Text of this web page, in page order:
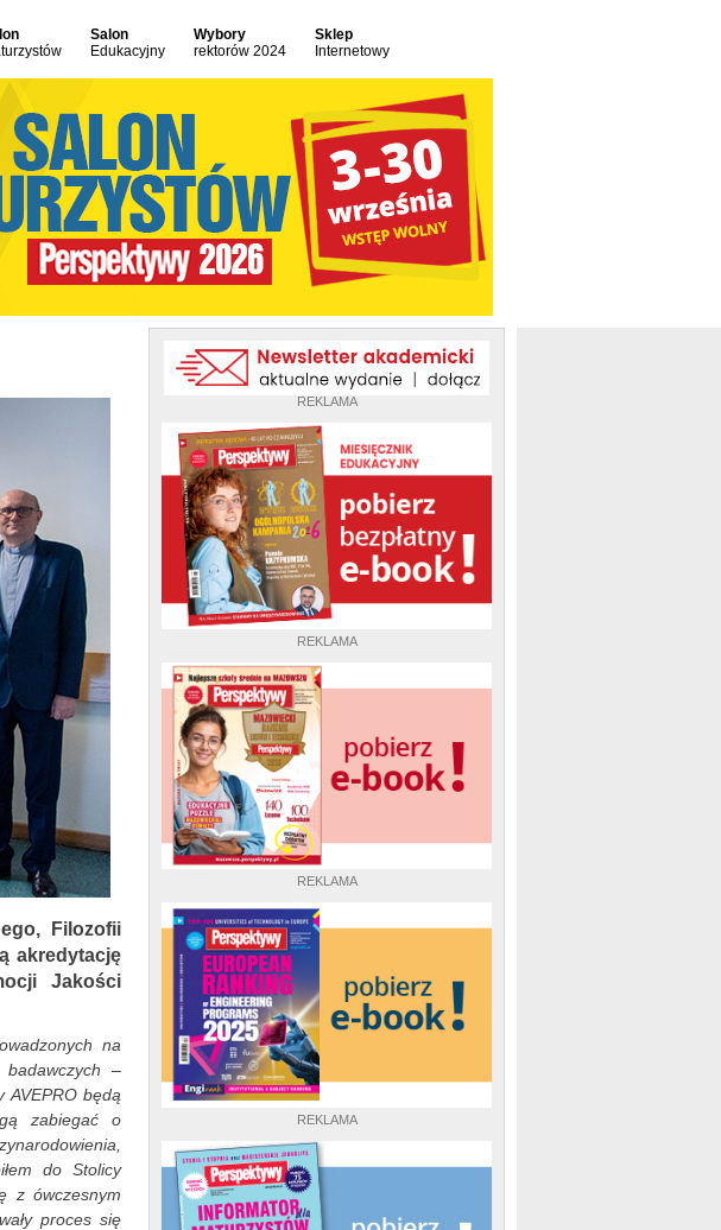
Salon
Edukacyjny
Wybory
rektorów 2024
Sklep
Internetowy
REKLAMA
REKLAMA
REKLAMA
REKLAMA
Filozofii
akredytację
Jakości
na
–
AVEPRO będą
zabiegać o
do Stolicy
z ówczesnym
proces się